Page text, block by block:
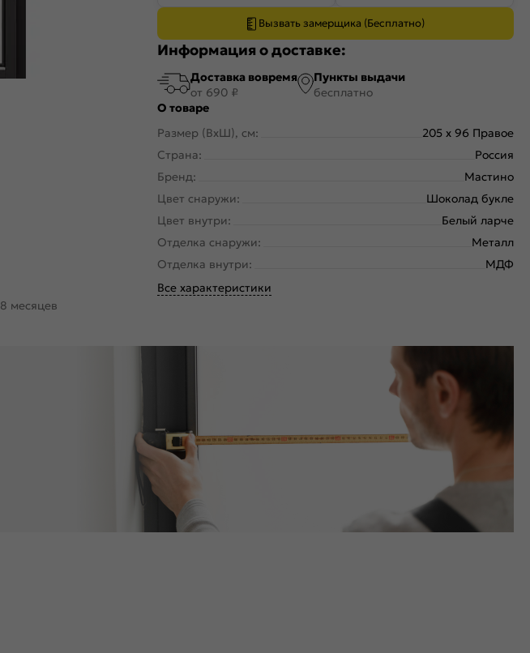
месяцев
Вызвать замерщика (Бесплатно)
Информация о доставке:
Доставка вовремя
от 690 ₽
Пункты выдачи
бесплатно
О товаре
Размер (ВхШ), см:
205 x 96 Правое
Страна:
Россия
Бренд:
Мастино
Цвет снаружи:
Шоколад букле
Цвет внутри:
Белый ларче
Отделка снаружи:
Металл
Отделка внутри:
МДФ
Все характеристики